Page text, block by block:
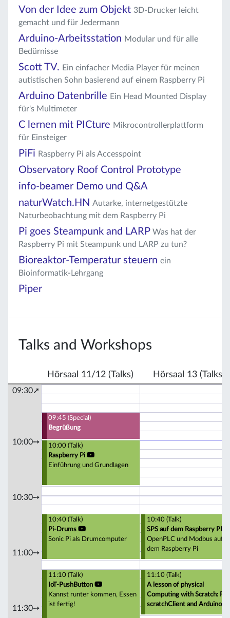
Von der Idee zum Objekt 3D-Drucker leicht
gemacht und für Jedermann
Arduino-Arbeitsstation Modular und für alle
Bedürnisse
Scott TV. Ein einfacher Media Player für meinen
autistischen Sohn basierend auf einem Raspberry Pi
Arduino Datenbrille Ein Head Mounted Display
für's Multimeter
C lernen mit PICture Mikrocontrollerplattform
für Einsteiger
PiFi Raspberry Pi als Accesspoint
Observatory Roof Control Prototype
info-beamer Demo und Q&A
naturWatch.HN Autarke, internetgestützte
Naturbeobachtung mit dem Raspberry Pi
Pi goes Steampunk and LARP Was hat der
Raspberry Pi mit Steampunk und LARP zu tun?
Bioreaktor-Temperatur steuern ein
Bioinformatik-Lehrgang
Piper
Talks and Workshops
09:30➚
10:00➙
10:30➙
11:00➙
11:30➙
Hörsaal 11/12 (Talks) Hörsaal 13 (Talks)
09:45 (Special)
Begrüßung
10:00 (Talk)
Raspberry Pi
Einführung und Grundlagen
10:40 (Talk)
Pi-Drums
Sonic Pi als Drumcomputer
10:40 (Talk)
SPS auf dem Raspberry PI
OpenPLC und Modbus auf
dem Raspberry Pi
11:10 (Talk)
IoT-PushButton
Kannst runter kommen, Essen
ist fertig!
11:10 (Talk)
A lesson of physical
Computing with Scratch:
scratchClient and Arduino